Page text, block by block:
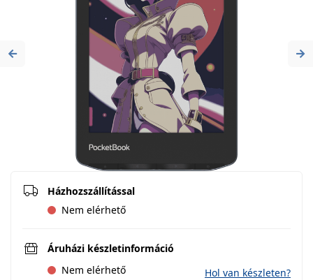
Previous
Házhozszállítással
Nem elérhető
Áruházi készletinformáció
Nem elérhető
Hol van készleten?